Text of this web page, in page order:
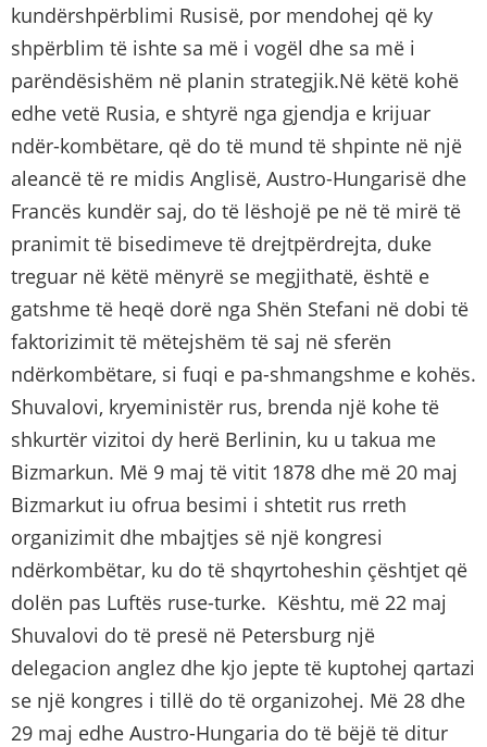
kundërshpërblimi Rusisë, por mendohej që ky
shpërblim të ishte sa më i vogël dhe sa më i
parëndësishëm në planin strategjik.Në këtë kohë
edhe vetë Rusia, e shtyrë nga gjendja e krijuar
ndër-kombëtare, që do të mund të shpinte në një
aleancë të re midis Anglisë, Austro-Hungarisë dhe
Francës kundër saj, do të lëshojë pe në të mirë të
pranimit të bisedimeve të drejtpërdrejta, duke
treguar në këtë mënyrë se megjithatë, është e
gatshme të heqë dorë nga Shën Stefani në dobi të
faktorizimit të mëtejshëm të saj në sferën
ndërkombëtare, si fuqi e pa-shmangshme e kohës.
Shuvalovi, kryeministër rus, brenda një kohe të
shkurtër vizitoi dy herë Berlinin, ku u takua me
Bizmarkun. Më 9 maj të vitit 1878 dhe më 20 maj
Bizmarkut iu ofrua besimi i shtetit rus rreth
organizimit dhe mbajtjes së një kongresi
ndërkombëtar, ku do të shqyrtoheshin çështjet që
dolën pas Luftës ruse-turke. Kështu, më 22 maj
Shuvalovi do të presë në Petersburg një
delegacion anglez dhe kjo jepte të kuptohej qartazi
se një kongres i tillë do të organizohej. Më 28 dhe
29 maj edhe Austro-Hungaria do të bëjë të ditur